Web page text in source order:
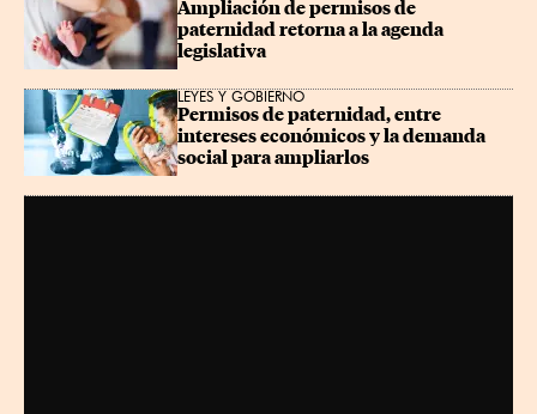
Ampliación de permisos de
paternidad retorna a la agenda
legislativa
LEYES Y GOBIERNO
Permisos de paternidad, entre
intereses económicos y la demanda
social para ampliarlos